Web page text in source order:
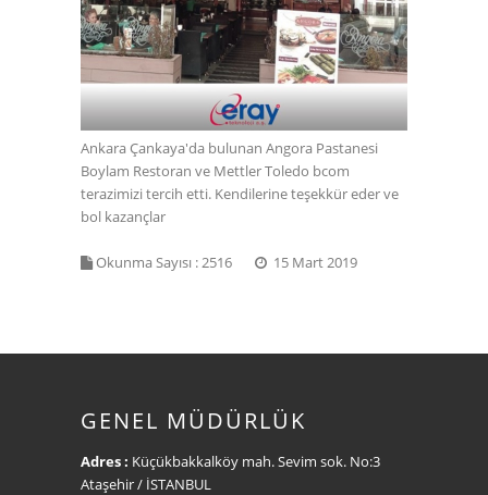
Ankara Çankaya'da bulunan Angora Pastanesi
Boylam Restoran ve Mettler Toledo bcom
terazimizi tercih etti. Kendilerine teşekkür eder ve
bol kazançlar
Okunma Sayısı :2516 15 Mart 2019
GENEL MÜDÜRLÜK
Adres : Küçükbakkalköy mah. Sevim sok. No:3
Ataşehir / İSTANBUL